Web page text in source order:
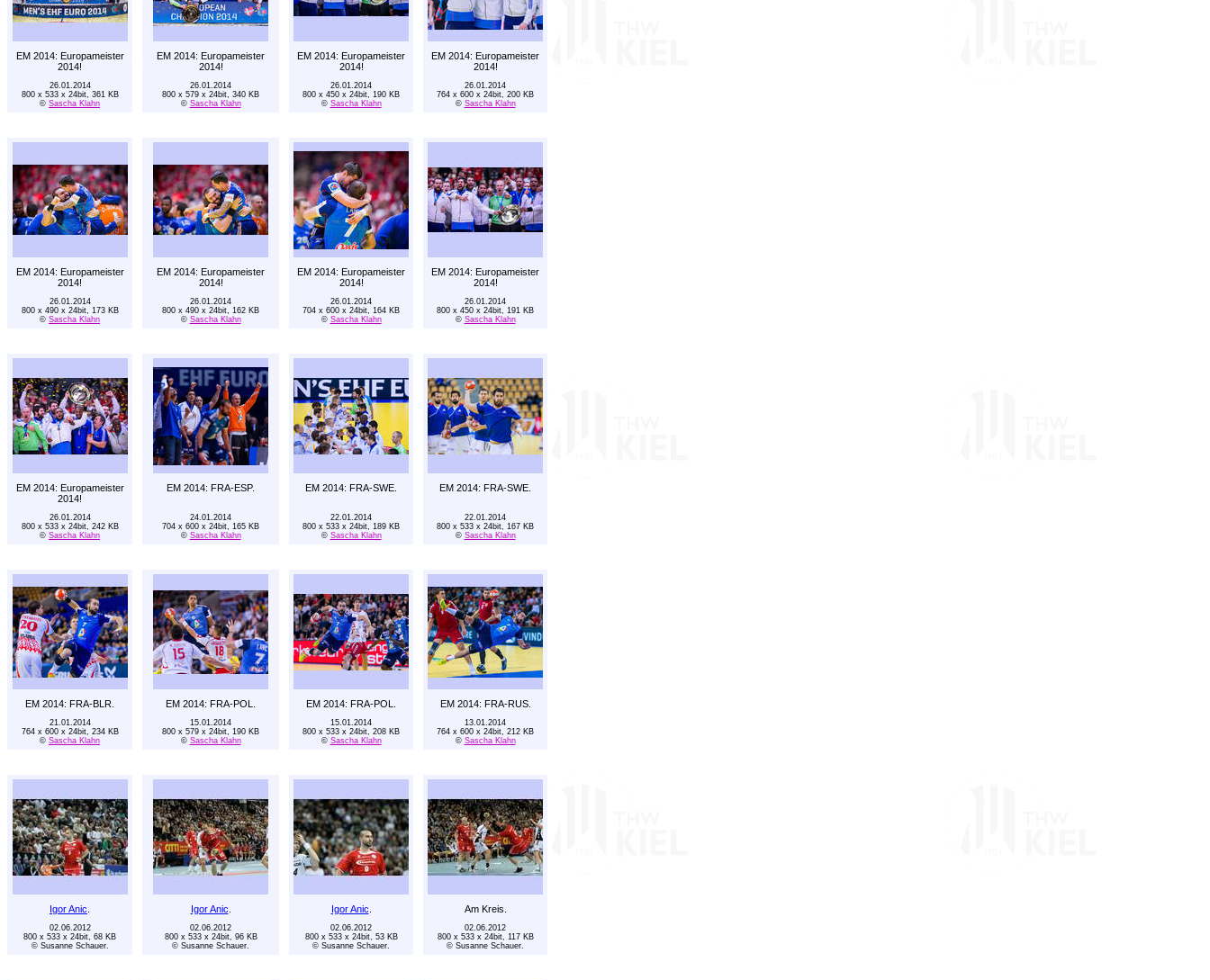
EM 2014: Europameister
2014!
EM 2014: Europameister
2014!
EM 2014: Europameister
2014!
EM 2014: Europameister
2014!
26.01.2014
800 x 533 x 24bit, 361 KB
© Sascha Klahn
26.01.2014
800 x 579 x 24bit, 340 KB
© Sascha Klahn
26.01.2014
800 x 450 x 24bit, 190 KB
© Sascha Klahn
26.01.2014
764 x 600 x 24bit, 200 KB
© Sascha Klahn
EM 2014: Europameister
2014!
EM 2014: Europameister
2014!
EM 2014: Europameister
2014!
EM 2014: Europameister
2014!
26.01.2014
800 x 490 x 24bit, 173 KB
© Sascha Klahn
26.01.2014
800 x 490 x 24bit, 162 KB
© Sascha Klahn
26.01.2014
704 x 600 x 24bit, 164 KB
© Sascha Klahn
26.01.2014
800 x 450 x 24bit, 191 KB
© Sascha Klahn
EM 2014: Europameister
2014!
EM 2014: FRA-ESP. EM 2014: FRA-SWE. EM 2014: FRA-SWE.
26.01.2014
800 x 533 x 24bit, 242 KB
© Sascha Klahn
24.01.2014
704 x 600 x 24bit, 165 KB
© Sascha Klahn
22.01.2014
800 x 533 x 24bit, 189 KB
© Sascha Klahn
22.01.2014
800 x 533 x 24bit, 167 KB
© Sascha Klahn
EM 2014: FRA-BLR. EM 2014: FRA-POL. EM 2014: FRA-POL. EM 2014: FRA-RUS.
21.01.2014
764 x 600 x 24bit, 234 KB
© Sascha Klahn
15.01.2014
800 x 579 x 24bit, 190 KB
© Sascha Klahn
15.01.2014
800 x 533 x 24bit, 208 KB
© Sascha Klahn
13.01.2014
764 x 600 x 24bit, 212 KB
© Sascha Klahn
Igor Anic Igor Anic Igor Anic Am Kreis.
02.06.2012
800 x 533 x 24bit, 68 KB
© Susanne Schauer.
02.06.2012
800 x 533 x 24bit, 96 KB
© Susanne Schauer.
02.06.2012
800 x 533 x 24bit, 53 KB
© Susanne Schauer.
02.06.2012
800 x 533 x 24bit, 117 KB
© Susanne Schauer.